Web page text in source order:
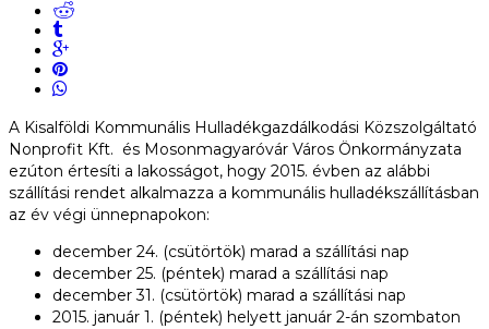
A Kisalföldi Kommunális Hulladékgazdálkodási Közszolgáltató
Nonprofit Kft. és Mosonmagyaróvár Város Önkormányzata
ezúton értesíti a lakosságot, hogy 2015. évben az alábbi
szállítási rendet alkalmazza a kommunális hulladékszállításban
az év végi ünnepnapokon:
december 24. (csütörtök) marad a szállítási nap
december 25. (péntek) marad a szállítási nap
december 31. (csütörtök) marad a szállítási nap
2015. január 1. (péntek) helyett január 2-án szombaton